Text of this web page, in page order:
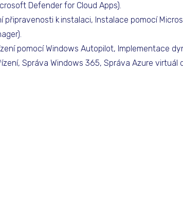
Defender for Cloud Apps).
k instalaci, Instalace pomocí
pomocí Windows Autopilot, Implementace
Správa Windows 365, Správa Azure virtuál